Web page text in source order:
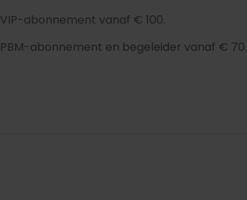
VIP-abonnement vanaf € 100.
PBM-abonnement en begeleider vanaf € 70.